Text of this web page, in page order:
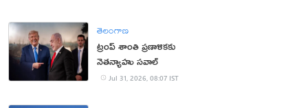
తెలంగాణ
ట్రంప్ శాంతి ప్రణాళికకు
నెతన్యాహు సవాల్‌
Jul 31, 2026, 08:07 IST